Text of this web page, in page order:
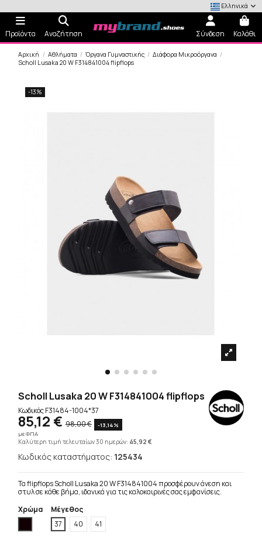
Ελληνικά
Προϊόντα Αναζήτηση Σύνδεση Καλάθι
Αρχική Αθλήματα Όργανα Γυμναστικής
Διάφορα Μικροόργανα
Scholl Lusaka 20 W F314841004 flipflops
-13%
Scholl Lusaka 20 W F314841004 flipflops
ΚωδικόςF31484-1004*37
85,12 € 98,00 €
-13,14%
με ΦΠΑ
Καλύτερη τιμή τελευταίων 30 ημερών: 45,92 €
Κωδικός καταστήματος: 125434
Τα flipflops Scholl Lusaka 20 W F314841004 προσφέρουν άνεση και
στυλ σε κάθε βήμα, ιδανικά για τις καλοκαιρινές σας εμφανίσεις.
Χρώμα
Μέγεθος
37
40 41